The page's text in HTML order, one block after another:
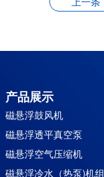
产品展示
磁悬浮鼓风机
磁悬浮透平真空泵
磁悬浮空气压缩机
磁悬浮冷水（热泵)机组